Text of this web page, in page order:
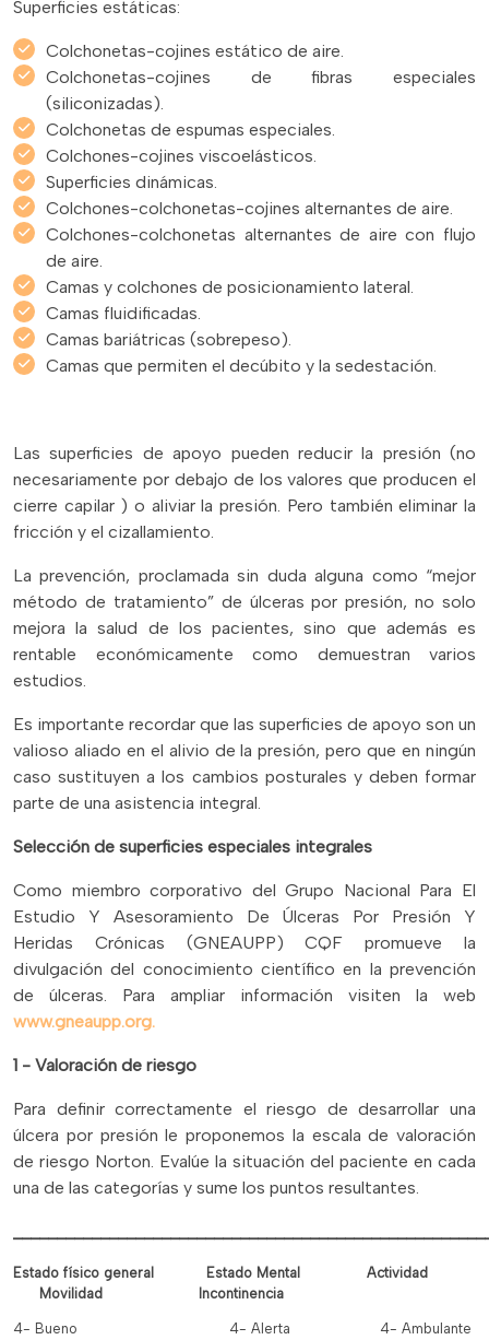
Superficies estáticas:
Colchonetas-cojines estático de aire.
Colchonetas-cojines de fibras especiales
(siliconizadas).
Colchonetas de espumas especiales.
Colchones-cojines viscoelásticos.
Superficies dinámicas.
Colchones-colchonetas-cojines alternantes de aire.
Colchones-colchonetas alternantes de aire con flujo
de aire.
Camas y colchones de posicionamiento lateral.
Camas fluidificadas.
Camas bariátricas (sobrepeso).
Camas que permiten el decúbito y la sedestación.
Las superficies de apoyo pueden reducir la presión (no
necesariamente por debajo de los valores que producen el
cierre capilar ) o aliviar la presión. Pero también eliminar la
fricción y el cizallamiento.
La prevención, proclamada sin duda alguna como “mejor
método de tratamiento” de úlceras por presión, no solo
mejora la salud de los pacientes, sino que además es
rentable económicamente como demuestran varios
estudios.
Es importante recordar que las superficies de apoyo son un
valioso aliado en el alivio de la presión, pero que en ningún
caso sustituyen a los cambios posturales y deben formar
parte de una asistencia integral.
Selección de superficies especiales integrales
Como miembro corporativo del Grupo Nacional Para El
Estudio Y Asesoramiento De Úlceras Por Presión Y
Heridas Crónicas (GNEAUPP) CQF promueve la
divulgación del conocimiento científico en la prevención
de úlceras. Para ampliar información visiten la web
www.gneaupp.org.
1 - Valoración de riesgo
Para definir correctamente el riesgo de desarrollar una
úlcera por presión le proponemos la escala de valoración
de riesgo Norton. Evalúe la situación del paciente en cada
una de las categorías y sume los puntos resultantes.
Estado físico general Estado Mental Actividad
Movilidad Incontinencia
4- Bueno 4- Alerta 4- Ambulante